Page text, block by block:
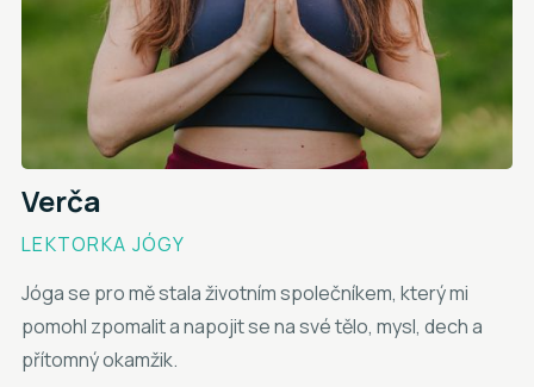
Verča
LEKTORKA JÓGY
Jóga se pro mě stala životním společníkem, který mi
pomohl zpomalit a napojit se na své tělo, mysl, dech a
přítomný okamžik.